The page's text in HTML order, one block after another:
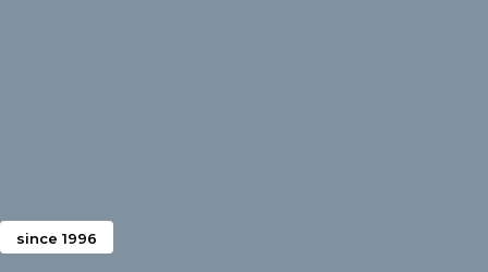
since 1996